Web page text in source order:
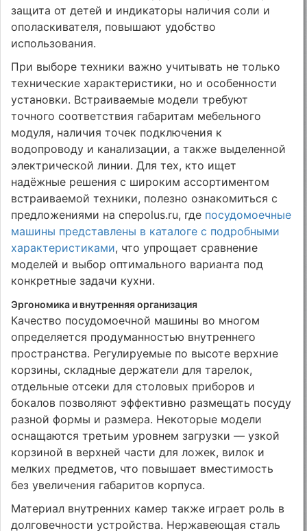
защита от детей и индикаторы наличия соли и
ополаскивателя, повышают удобство
использования.
При выборе техники важно учитывать не только
технические характеристики, но и особенности
установки. Встраиваемые модели требуют
точного соответствия габаритам мебельного
модуля, наличия точек подключения к
водопроводу и канализации, а также выделенной
электрической линии. Для тех, кто ищет
надёжные решения с широким ассортиментом
встраиваемой техники, полезно ознакомиться с
предложениями на спеpolus.ru, где посудомоечные
машины представлены в каталоге с подробными
характеристиками, что упрощает сравнение
моделей и выбор оптимального варианта под
конкретные задачи кухни.
Эргономика и внутренняя организация
Качество посудомоечной машины во многом
определяется продуманностью внутреннего
пространства. Регулируемые по высоте верхние
корзины, складные держатели для тарелок,
отдельные отсеки для столовых приборов и
бокалов позволяют эффективно размещать посуду
разной формы и размера. Некоторые модели
оснащаются третьим уровнем загрузки — узкой
корзиной в верхней части для ложек, вилок и
мелких предметов, что повышает вместимость
без увеличения габаритов корпуса.
Материал внутренних камер также играет роль в
долговечности устройства. Нержавеющая сталь